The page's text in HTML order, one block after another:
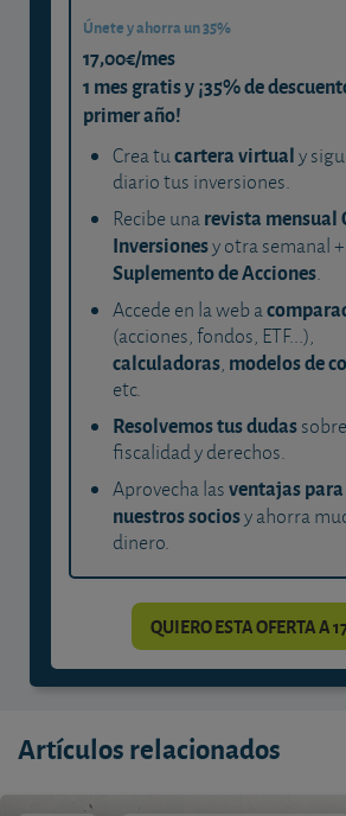
Únete y ahorra un 35%
17,00€/mes
1 mes gratis y ¡35% de
primer año!
Crea tucartera virtualy
diario tus inversiones.
Recibe unarevista mensual
Inversionesy otra semanal +
Suplemento de Acciones.
Accede en la web a
(acciones, fondos, ETF...),
calculadoras, modelos de
etc.
Resolvemos tus dudassobre
fiscalidad y derechos.
Aprovecha lasventajas para
nuestros sociosy ahorra
dinero.
QUIERO ESTA OFERTA A
Artículos relacionados